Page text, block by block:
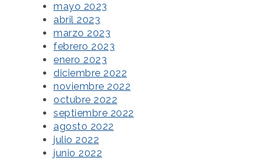
mayo 2023
abril 2023
marzo 2023
febrero 2023
enero 2023
diciembre 2022
noviembre 2022
octubre 2022
septiembre 2022
agosto 2022
julio 2022
junio 2022